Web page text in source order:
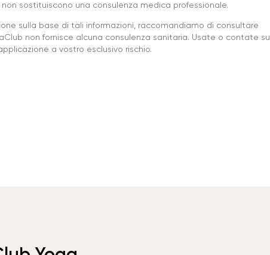
sostituiscono una consulenza medica professionale.
sulla base di tali informazioni, raccomandiamo di consultare
non fornisce alcuna consulenza sanitaria. Usate o contate su
a vostro esclusivo rischio.